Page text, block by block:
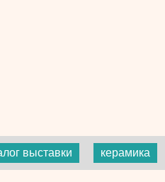
выставки керамика